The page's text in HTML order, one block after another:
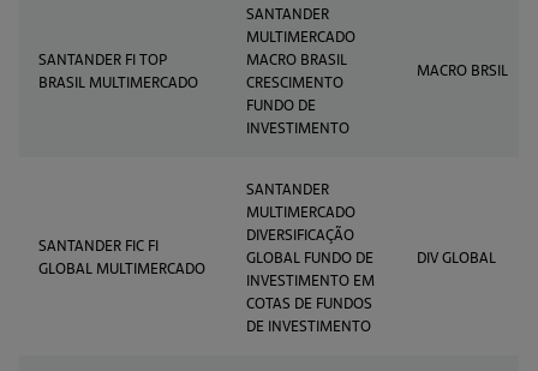
SANTANDER FI TOP
BRASIL MULTIMERCADO
SANTANDER
MULTIMERCADO
MACRO BRASIL
CRESCIMENTO
FUNDO DE
INVESTIMENTO
MACRO BRSIL
SANTANDER FIC FI
GLOBAL MULTIMERCADO
SANTANDER
MULTIMERCADO
DIVERSIFICAÇÃO
GLOBAL FUNDO DE
INVESTIMENTO EM
COTAS DE FUNDOS
DE INVESTIMENTO
DIV GLOBAL